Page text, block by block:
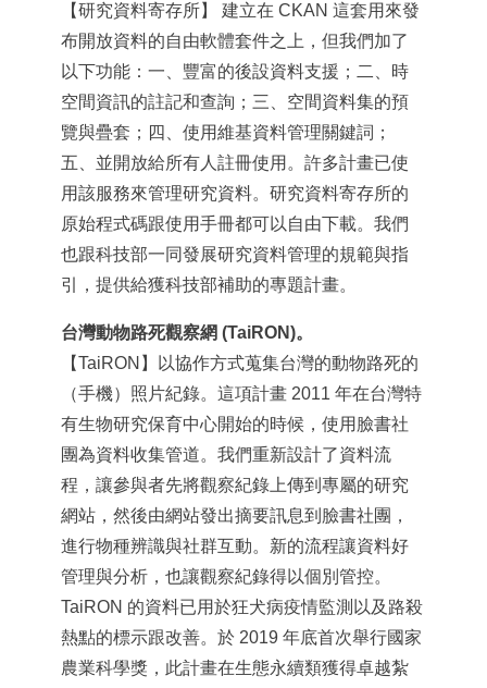
【研究資料寄存所】 建立在 CKAN 這套用來發
布開放資料的自由軟體套件之上，但我們加了
以下功能：一、豐富的後設資料支援；二、時
空間資訊的註記和查詢；三、空間資料集的預
覽與疊套；四、使用維基資料管理關鍵詞；
五、並開放給所有人註冊使用。許多計畫已使
用該服務來管理研究資料。研究資料寄存所的
原始程式碼跟使用手冊都可以自由下載。我們
也跟科技部一同發展研究資料管理的規範與指
引，提供給獲科技部補助的專題計畫。
台灣動物路死觀察網 (TaiRON)。
【TaiRON 】以協作方式蒐集台灣的動物路死的
（手機）照片紀錄。這項計畫 2011 年在台灣特
有生物研究保育中心開始的時候，使用臉書社
團為資料收集管道。我們重新設計了資料流
程，讓參與者先將觀察紀錄上傳到專屬的研究
網站，然後由網站發出摘要訊息到臉書社團，
進行物種辨識與社群互動。新的流程讓資料好
管理與分析，也讓觀察紀錄得以個別管控。
TaiRON 的資料已用於狂犬病疫情監測以及路殺
熱點的標示跟改善。於 2019 年底首次舉行國家
農業科學獎，此計畫在生態永續類獲得卓越紮